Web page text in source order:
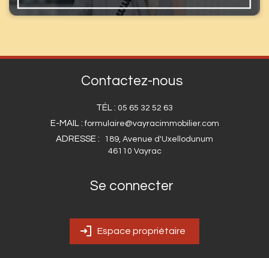
Contactez-nous
TÉL : 05 65 32 52 63
E-MAIL :formulaire@vayracimmobilier.com
ADRESSE :
189, Avenue d'Uxellodunum
46110 Vayrac
Se connecter
Espace propriétaire